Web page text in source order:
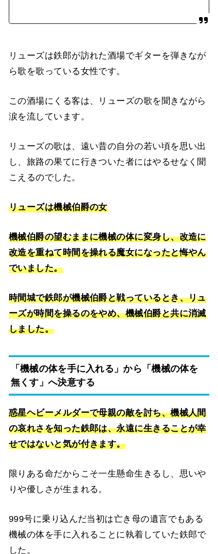
リューズは鉄郎が訪れた酒場でギターを弾きなが
ら歌を歌っている女性です。
この酒場にくる客は、リューズの歌を聞きながら
涙を流しています。
リューズの歌は、遠い昔の自分の若い頃を思い出
し、旅路の果てに行きついた者にはやるせなく聞
こえるのでした。
リューズは機械伯爵の女
機械伯爵の望むままに機械の体に変身し、改造に
改造を重ねて時間を操れる魔女になったと悔やん
でいました。
時間城で鉄郎が機械伯爵と戦っているとき、リュ
ーズが時間を操るのをやめ、機械伯爵と共に消滅
しました。
「機械の体を手に入れる」から「機械の体を
無くす」へ決意する
惑星ヘビーメルダーで母親の敵を討ち、機械人間
の哀れさを知った鉄郎は、永遠に生きることが幸
せではないと気が付きます。
限りある命だからこそ一生懸命生きるし、思いや
りや優しさが生まれる。
999号に乗り込んだ当初は亡き母の遺言でもある
機械の体を手に入れることに執着していた鉄郎で
した。